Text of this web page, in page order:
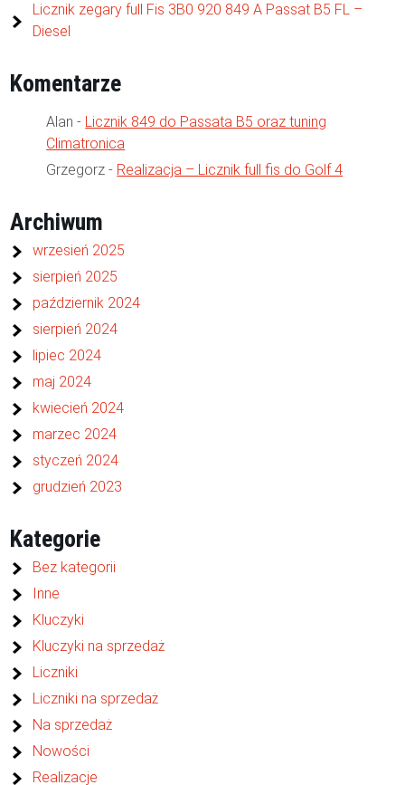
Licznik zegary full Fis 3B0 920 849 A Passat B5 FL –
Diesel
Komentarze
Alan - Licznik 849 do Passata B5 oraz tuning
Climatronica
Grzegorz - Realizacja – Licznik full fis do Golf 4
Archiwum
wrzesień 2025
sierpień 2025
październik 2024
sierpień 2024
lipiec 2024
maj 2024
kwiecień 2024
marzec 2024
styczeń 2024
grudzień 2023
Kategorie
Bez kategorii
Inne
Kluczyki
Kluczyki na sprzedaż
Liczniki
Liczniki na sprzedaż
Na sprzedaż
Nowości
Realizacje